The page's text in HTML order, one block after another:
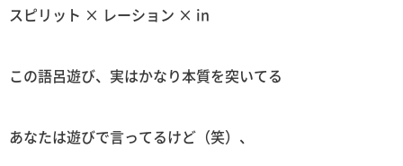
スピリット × レーション × in
この語呂遊び、実はかなり本質を突いてる
あなたは遊びで言ってるけど（笑）、